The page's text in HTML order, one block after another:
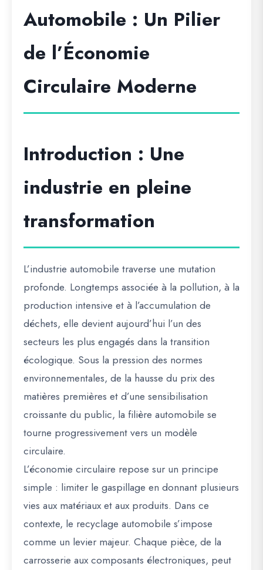
Automobile : Un Pilier
de l’Économie
Circulaire Moderne
Introduction : Une
industrie en pleine
transformation
L’industrie automobile traverse une mutation
profonde. Longtemps associée à la pollution, à la
production intensive et à l’accumulation de
déchets, elle devient aujourd’hui l’un des
secteurs les plus engagés dans la transition
écologique. Sous la pression des normes
environnementales, de la hausse du prix des
matières premières et d’une sensibilisation
croissante du public, la filière automobile se
tourne progressivement vers un modèle
circulaire.
L’économie circulaire repose sur un principe
simple : limiter le gaspillage en donnant plusieurs
vies aux matériaux et aux produits. Dans ce
contexte, le recyclage automobile s’impose
comme un levier majeur. Chaque pièce, de la
carrosserie aux composants électroniques, peut